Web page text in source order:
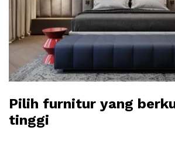
Pilih furnitur yang
tinggi